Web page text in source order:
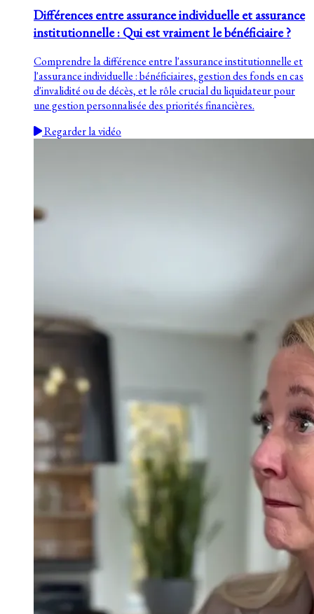
Différences entre assurance individuelle et assurance
institutionnelle : Qui est vraiment le bénéficiaire ?
Comprendre la différence entre l'assurance institutionnelle et
l'assurance individuelle : bénéficiaires, gestion des fonds en cas
d'invalidité ou de décès, et le rôle crucial du liquidateur pour
une gestion personnalisée des priorités financières.
Regarder la vidéo